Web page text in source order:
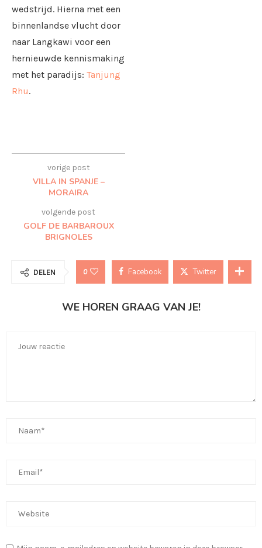
wedstrijd. Hierna met een
binnenlandse vlucht door
naar Langkawi voor een
hernieuwde kennismaking
met het paradijs: Tanjung
Rhu.
vorige post
VILLA IN SPANJE –
MORAIRA
volgende post
GOLF DE BARBAROUX
BRIGNOLES
DELEN 0 Facebook Twitter
WE HOREN GRAAG VAN JE!